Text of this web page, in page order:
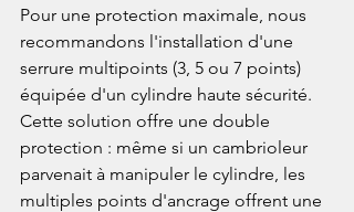
Pour une protection maximale, nous
recommandons l'installation d'une
serrure multipoints (3, 5 ou 7 points)
équipée d'un cylindre haute sécurité.
Cette solution offre une double
protection : même si un cambrioleur
parvenait à manipuler le cylindre, les
multiples points d'ancrage offrent une